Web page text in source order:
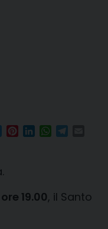
TwitterPinterest
LinkedInWhatsApp
ore 19.00, il Santo